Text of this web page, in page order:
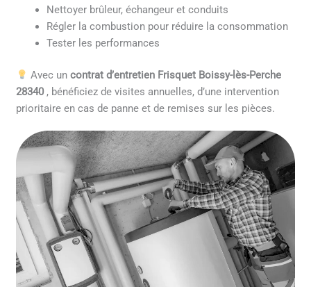
Nettoyer brûleur, échangeur et conduits
Régler la combustion pour réduire la consommation
Tester les performances
Avec un contrat d’entretien Frisquet Boissy-lès-Perche
28340 , bénéficiez de visites annuelles, d’une intervention
prioritaire en cas de panne et de remises sur les pièces.